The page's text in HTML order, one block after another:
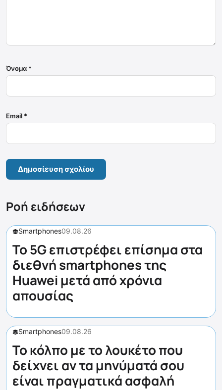
Όνομα *
Email *
Ροή ειδήσεων
Smartphones09.08.26
Το 5G επιστρέφει επίσημα στα
διεθνή smartphones της
Huawei μετά από χρόνια
απουσίας
Smartphones09.08.26
Το κόλπο με το λουκέτο που
δείχνει αν τα μηνύματά σου
είναι πραγματικά ασφαλή